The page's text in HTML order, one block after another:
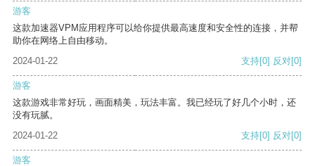
游客
这款加速器VPM应用程序可以给你提供最高速度和安全性的连接，并帮
助你在网络上自由移动。
2024-01-22
支持[0] 反对[0]
游客
这款游戏非常好玩，画面精美，玩法丰富。我已经玩了好几个小时，还
没有玩腻。
2024-01-22
支持[0] 反对[0]
游客